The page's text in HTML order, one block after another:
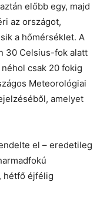
előbb egy, majd
az országot,
a hőmérséklet. A
30 Celsius-fok alatt
csak 20 fokig
Meteorológiai
amelyet
el – eredetileg
hétfő éjfélig